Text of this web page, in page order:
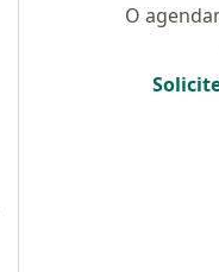
O